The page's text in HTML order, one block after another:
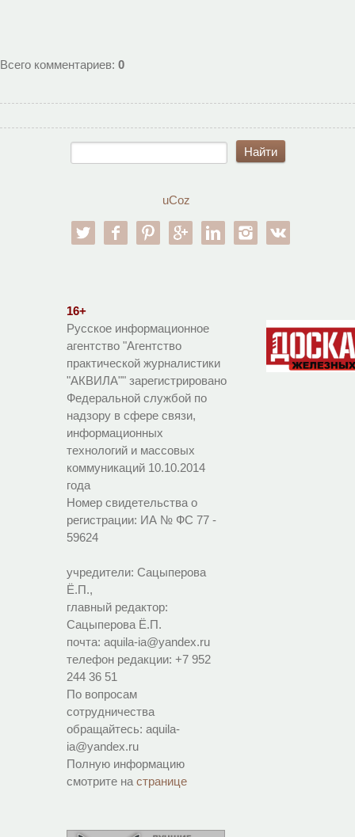
Всего комментариев: 0
uCoz
twitter facebookpinterestgoogle-pllinkedin instagram
16+
Русское информационное
агентство "Агентство
практической журналистики
"АКВИЛА"" зарегистрировано
Федеральной службой по
надзору в сфере связи,
информационных
технологий и массовых
коммуникаций 10.10.2014
года
Номер свидетельства о
регистрации: ИА № ФС 77 -
59624
учредители: Сацыперова
Ё.П.,
главный редактор:
Сацыперова Ё.П.
почта: aquila-ia@yandex.ru
телефон редакции: +7 952
244 36 51
По вопросам
сотрудничества
обращайтесь: aquila-
ia@yandex.ru
Полную информацию
смотрите на странице